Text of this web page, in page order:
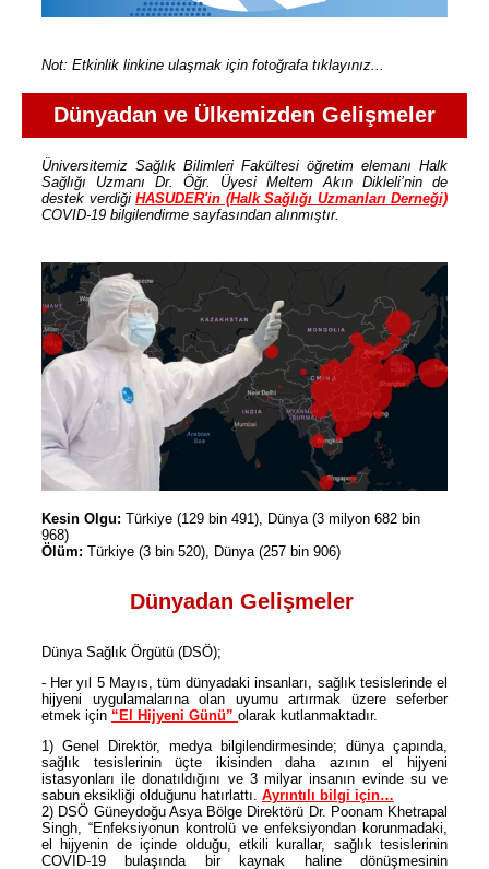
Not: Etkinlik linkine ulaşmak için fotoğrafa tıklayınız...
Dünyadan ve Ülkemizden Gelişmeler
Üniversitemiz Sağlık Bilimleri Fakültesi öğretim elemanı Halk
Sağlığı Uzmanı Dr. Öğr. Üyesi Meltem Akın Dikleli’nin de
destek verdiği HASUDER'in (Halk Sağlığı Uzmanları Derneği)
COVID-19 bilgilendirme sayfasından alınmıştır.
Kesin Olgu: Türkiye (129 bin 491), Dünya (3 milyon 682 bin
968)
Ölüm: Türkiye (3 bin 520), Dünya (257 bin 906)
Dünyadan Gelişmeler
Dünya Sağlık Örgütü (DSÖ);
- Her yıl 5 Mayıs, tüm dünyadaki insanları, sağlık tesislerinde el
hijyeni uygulamalarına olan uyumu artırmak üzere seferber
etmek için “El Hijyeni Günü” olarak kutlanmaktadır.
1) Genel Direktör, medya bilgilendirmesinde; dünya çapında,
sağlık tesislerinin üçte ikisinden daha azının el hijyeni
istasyonları ile donatıldığını ve 3 milyar insanın evinde su ve
sabun eksikliği olduğunu hatırlattı. Ayrıntılı bilgi için…
2) DSÖ Güneydoğu Asya Bölge Direktörü Dr. Poonam Khetrapal
Singh, “Enfeksiyonun kontrolü ve enfeksiyondan korunmadaki,
el hijyenin de içinde olduğu, etkili kurallar, sağlık tesislerinin
COVID-19 bulaşında bir kaynak haline dönüşmesinin